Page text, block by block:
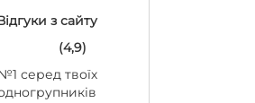
з сайту
(4,9)
серед твоїх